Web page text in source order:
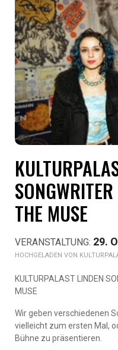
THE MUSE
29.
KULTURPALAST LINDEN
MUSE
Wir geben verschiedenen
vielleicht zum ersten Mal,
Bühne zu präsentieren.